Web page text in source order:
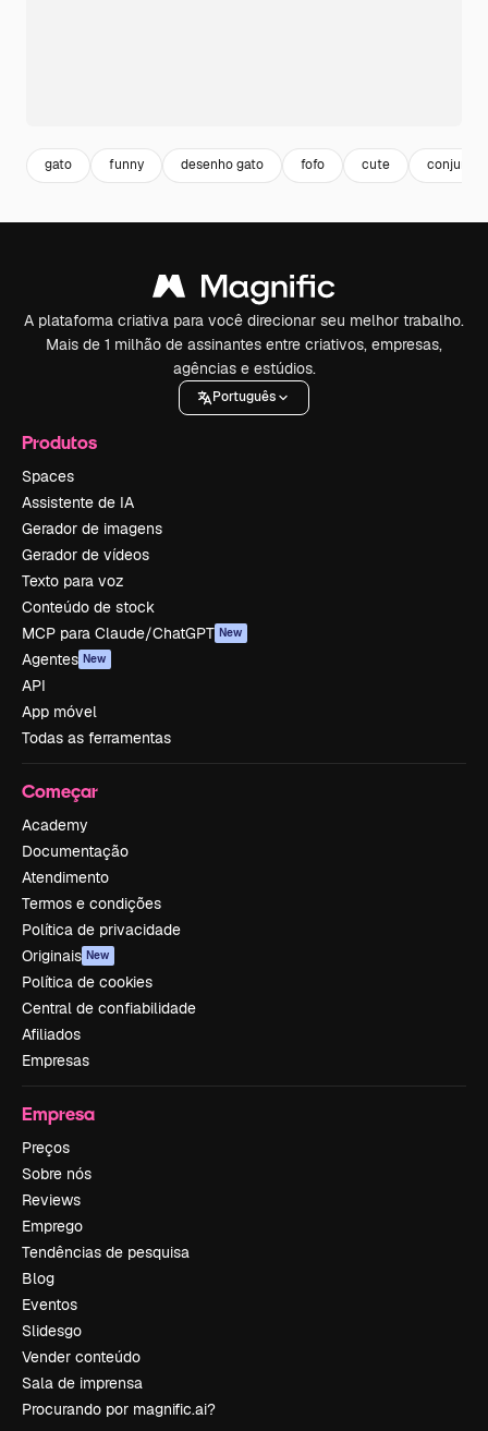
gato funny desenho gato fofo cute conjunto
A plataforma criativa para você direcionar seu melhor trabalho.
Mais de 1 milhão de assinantes entre criativos, empresas,
agências e estúdios.
Português
Produtos
Spaces
Assistente de IA
Gerador de imagens
Gerador de vídeos
Texto para voz
Conteúdo de stock
MCP para Claude/ChatGPT New
Agentes New
API
App móvel
Todas as ferramentas
Começar
Academy
Documentação
Atendimento
Termos e condições
Política de privacidade
Originais New
Política de cookies
Central de confiabilidade
Afiliados
Empresas
Empresa
Preços
Sobre nós
Reviews
Emprego
Tendências de pesquisa
Blog
Eventos
Slidesgo
Vender conteúdo
Sala de imprensa
Procurando por magnific.ai?